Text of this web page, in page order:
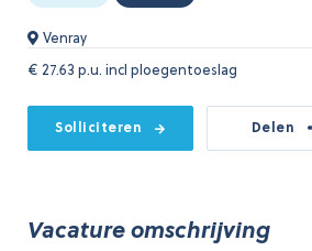
Venray
€ 27.63 p.u. incl ploegentoeslag
Solliciteren Delen
Vacature omschrijving